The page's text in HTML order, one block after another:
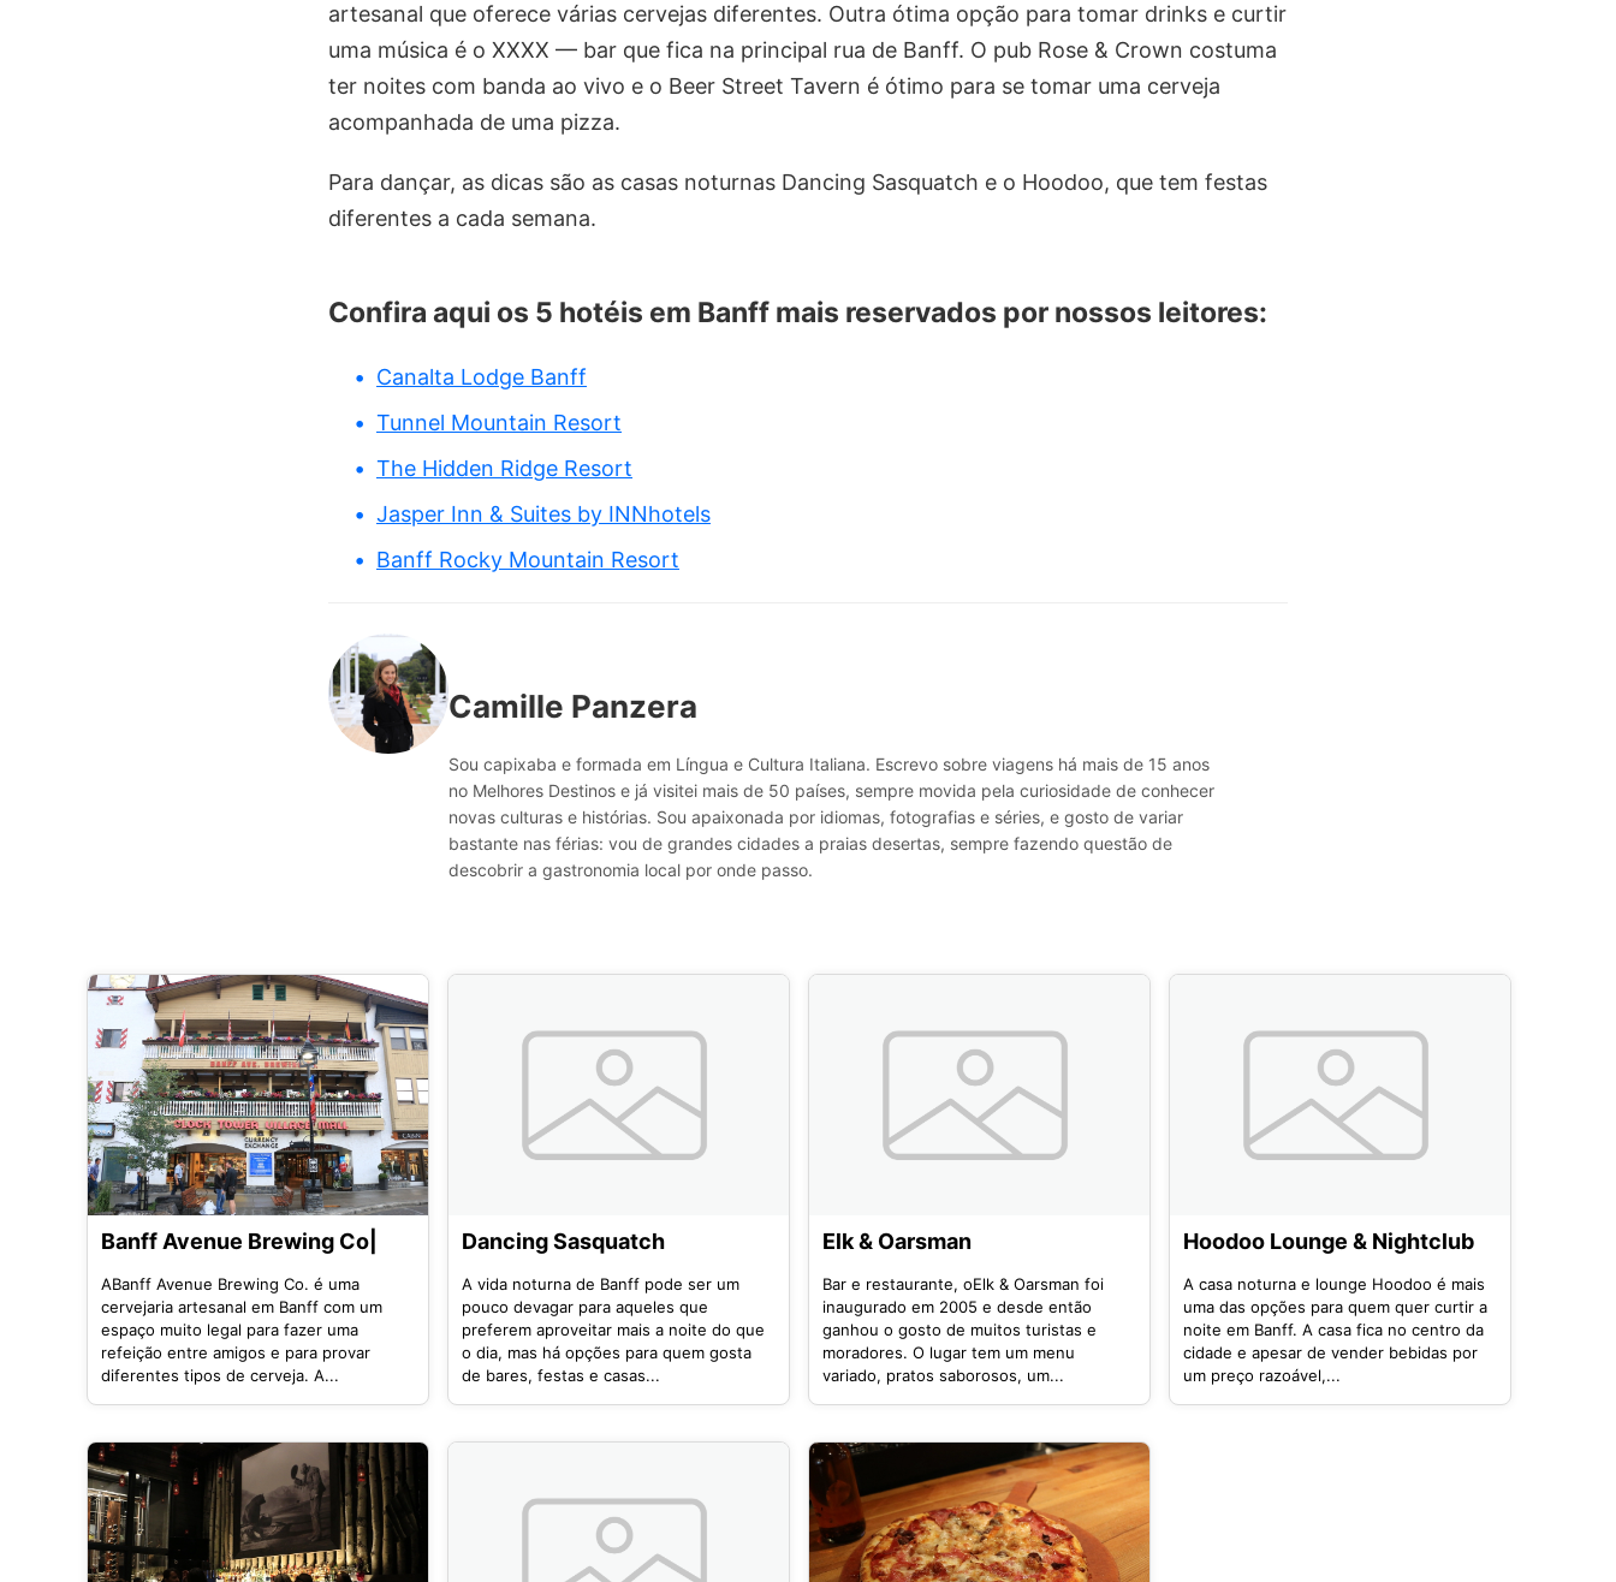
artesanal que oferece várias cervejas diferentes. Outra ótima opção para tomar drinks e curtir
uma música é o XXXX — bar que fica na principal rua de Banff. O pub Rose & Crown costuma
ter noites com banda ao vivo e o Beer Street Tavern é ótimo para se tomar uma cerveja
acompanhada de uma pizza.
Para dançar, as dicas são as casas noturnas Dancing Sasquatch e o Hoodoo, que tem festas
diferentes a cada semana.
Confira aqui os 5 hotéis em Banff mais reservados por nossos leitores:
Canalta Lodge Banff
Tunnel Mountain Resort
The Hidden Ridge Resort
Jasper Inn & Suites by INNhotels
Banff Rocky Mountain Resort
Camille Panzera
Sou capixaba e formada em Língua e Cultura Italiana. Escrevo sobre viagens há mais de 15 anos
no Melhores Destinos e já visitei mais de 50 países, sempre movida pela curiosidade de conhecer
novas culturas e histórias. Sou apaixonada por idiomas, fotografias e séries, e gosto de variar
bastante nas férias: vou de grandes cidades a praias desertas, sempre fazendo questão de
descobrir a gastronomia local por onde passo.
Banff Avenue Brewing Co|
ABanff Avenue Brewing Co. é uma
cervejaria artesanal em Banff com um
espaço muito legal para fazer uma
refeição entre amigos e para provar
diferentes tipos de cerveja. A...
Dancing Sasquatch
A vida noturna de Banff pode ser um
pouco devagar para aqueles que
preferem aproveitar mais a noite do que
o dia, mas há opções para quem gosta
de bares, festas e casas...
Elk & Oarsman
Bar e restaurante, oElk & Oarsman foi
inaugurado em 2005 e desde então
ganhou o gosto de muitos turistas e
moradores. O lugar tem um menu
variado, pratos saborosos, um...
Hoodoo Lounge & Nightclub
A casa noturna e lounge Hoodoo é mais
uma das opções para quem quer curtir a
noite em Banff. A casa fica no centro da
cidade e apesar de vender bebidas por
um preço razoável,...